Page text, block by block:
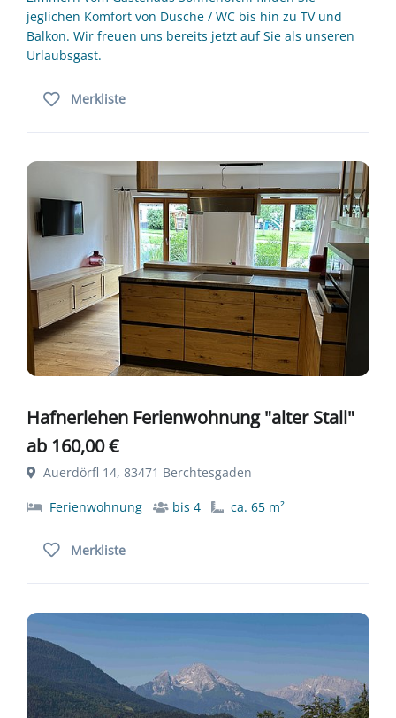
jeglichen Komfort von Dusche / WC bis hin zu TV und
Balkon. Wir freuen uns bereits jetzt auf Sie als unseren
Urlaubsgast.
Merkliste
Hafnerlehen Ferienwohnung "alter Stall"
ab 160,00 €
Auerdörfl 14, 83471 Berchtesgaden
Ferienwohnung bis 4 ca. 65 m²
Merkliste